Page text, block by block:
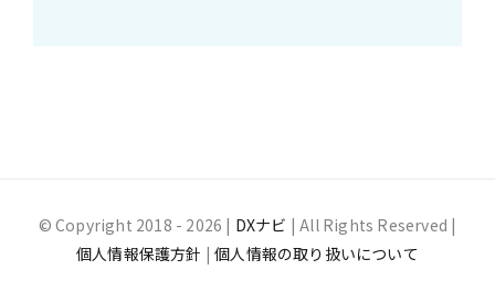
© Copyright 2018 - 2026 | DXナビ | All Rights Reserved |
個人情報保護方針 |個人情報の取り扱いについて